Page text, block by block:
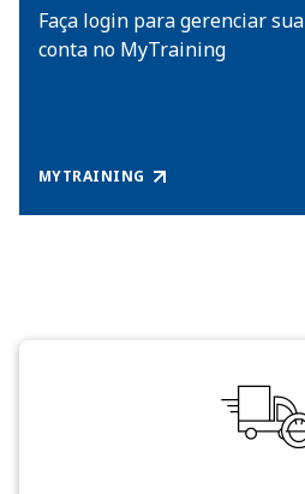
Faça login para gerenciar sua
conta no MyTraining
MYTRAINING